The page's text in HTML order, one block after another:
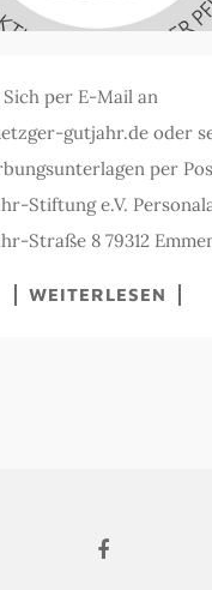
per E-Mail an
gutjahr.de oder
per
Stiftung e.V.
Straße 8 79312
WEITERLESEN